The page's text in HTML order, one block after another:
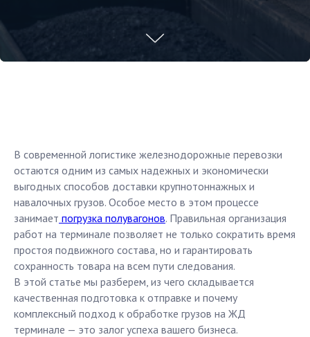
В современной логистике железнодорожные перевозки
остаются одним из самых надежных и экономически
выгодных способов доставки крупнотоннажных и
навалочных грузов. Особое место в этом процессе
занимает погрузка полувагонов. Правильная организация
работ на терминале позволяет не только сократить время
простоя подвижного состава, но и гарантировать
сохранность товара на всем пути следования.
В этой статье мы разберем, из чего складывается
качественная подготовка к отправке и почему
комплексный подход к обработке грузов на ЖД
терминале — это залог успеха вашего бизнеса.